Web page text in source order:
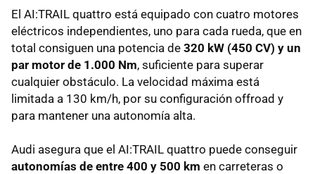
El AI:TRAIL quattro está equipado con cuatro motores
eléctricos independientes, uno para cada rueda, que en
total consiguen una potencia de 320 kW (450 CV) y un
par motor de 1.000 Nm, suficiente para superar
cualquier obstáculo. La velocidad máxima está
limitada a 130 km/h, por su configuración offroad y
para mantener una autonomía alta.
Audi asegura que el AI:TRAIL quattro puede conseguir
autonomías de entre 400 y 500 km en carreteras o